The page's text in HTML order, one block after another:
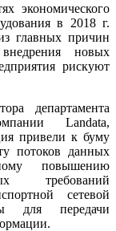
экономического
в 2018 г.
главных причин
новых
рискуют
департамента
Landata,
привели к буму
потоков данных
повышению
требований
сетевой
для передачи